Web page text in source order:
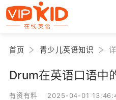
首页 青少儿英语知识
Drum在英语口语中
有资有料 2025-04-01